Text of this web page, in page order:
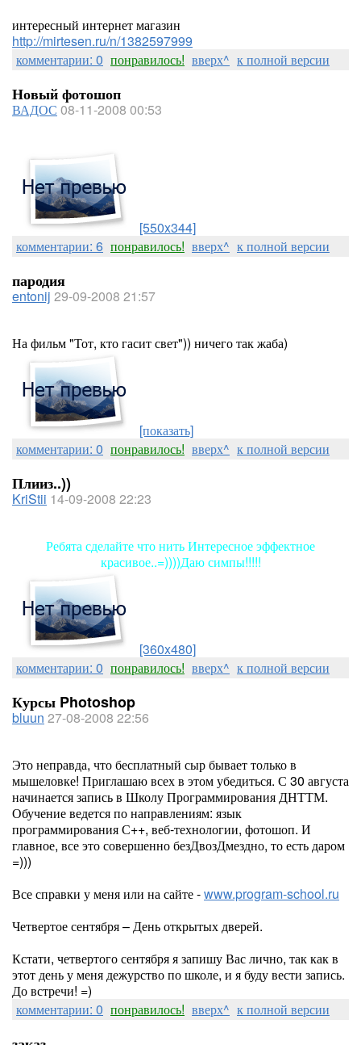
интересный интернет магазин
http://mirtesen.ru/n/1382597999
комментарии: 0 понравилось! вверх^ к полной версии
Новый фотошоп
ВАДОС 08-11-2008 00:53
[550x344]
комментарии: 6 понравилось! вверх^ к полной версии
пародия
entonij 29-09-2008 21:57
На фильм "Тот, кто гасит свет")) ничего так жаба)
[показать]
комментарии: 0 понравилось! вверх^ к полной версии
Плииз..))
KriStii 14-09-2008 22:23
Ребята сделайте что нить Интересное эффектное
красивое..=))))Даю симпы!!!!!
[360x480]
комментарии: 0 понравилось! вверх^ к полной версии
Курсы Photoshop
bluun 27-08-2008 22:56
Это неправда, что бесплатный сыр бывает только в
мышеловке! Приглашаю всех в этом убедиться. С 30 августа
начинается запись в Школу Программирования ДНТТМ.
Обучение ведется по направлениям: язык
программирования С++, веб-технологии, фотошоп. И
главное, все это совершенно безДвозДмездно, то есть даром
=)))
Все справки у меня или на сайте -www.program-school.ru
Четвертое сентября – День открытых дверей.
Кстати, четвертого сентября я запишу Вас лично, так как в
этот день у меня дежурство по школе, и я буду вести запись.
До встречи! =)
комментарии: 0 понравилось! вверх^ к полной версии